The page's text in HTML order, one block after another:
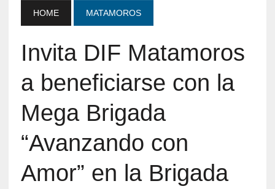
HOME MATAMOROS
Invita DIF Matamoros
a beneficiarse con la
Mega Brigada
“Avanzando con
Amor” en la Brigada